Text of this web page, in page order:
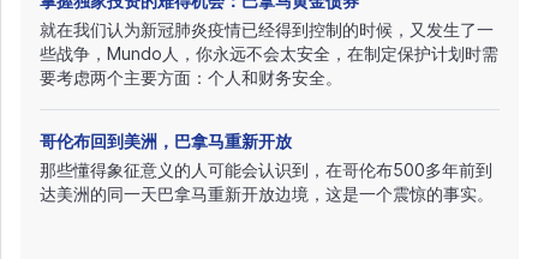
就在我们认为新冠肺炎疫情已经得到控制的时候，又发生了一
些战争，Mundo人，你永远不会太安全，在制定保护计划时需
要考虑两个主要方面：个人和财务安全。
哥伦布回到美洲，巴拿马重新开放
那些懂得象征意义的人可能会认识到，在哥伦布500多年前到
达美洲的同一天巴拿马重新开放边境，这是一个震惊的事实。